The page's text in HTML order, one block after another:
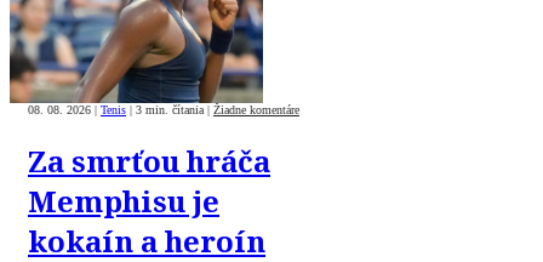
08. 08. 2026 | Tenis | 3 min. čítania | Žiadne komentáre
Za smrťou hráča
Memphisu je
kokaín a heroín